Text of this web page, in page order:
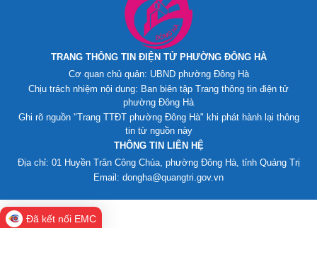
TRANG THÔNG TIN ĐIỆN TỬ PHƯỜNG ĐÔNG HÀ
Cơ quan chủ quản: UBND phường Đông Hà
Chịu trách nhiệm nội dung: Ban biên tập Trang thông tin điện tử
phường Đông Hà
Ghi rõ nguồn "Trang TTĐT phường Đông Hà" khi phát hành lại thông
tin từ nguồn này
THÔNG TIN LIÊN HỆ
Địa chỉ: 01 Huyền Trân Công Chúa, phường Đông Hà, tỉnh Quảng Trị
Email: dongha@quangtri.gov.vn
Đã kết nối EMC